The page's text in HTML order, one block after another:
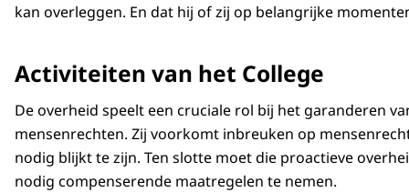
kan overleggen. En dat hij of zij op belangrijke
Activiteiten van het College
De overheid speelt een cruciale rol bij het garanderen
mensenrechten. Zij voorkomt inbreuken op
nodig blijkt te zijn. Ten slotte moet die proactieve
nodig compenserende maatregelen te nemen.